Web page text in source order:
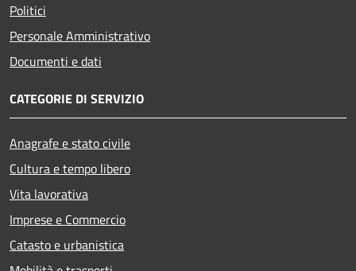
Politici
Personale Amministrativo
Documenti e dati
CATEGORIE DI SERVIZIO
Anagrafe e stato civile
Cultura e tempo libero
Vita lavorativa
Imprese e Commercio
Catasto e urbanistica